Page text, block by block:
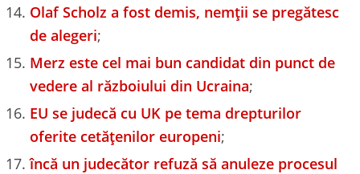
Olaf Scholz a fost demis, nemții se pregătesc
de alegeri;
Merz este cel mai bun candidat din punct de
vedere al războiului din Ucraina;
EU se judecă cu UK pe tema drepturilor
oferite cetățenilor europeni;
încă un judecător refuză să anuleze procesul